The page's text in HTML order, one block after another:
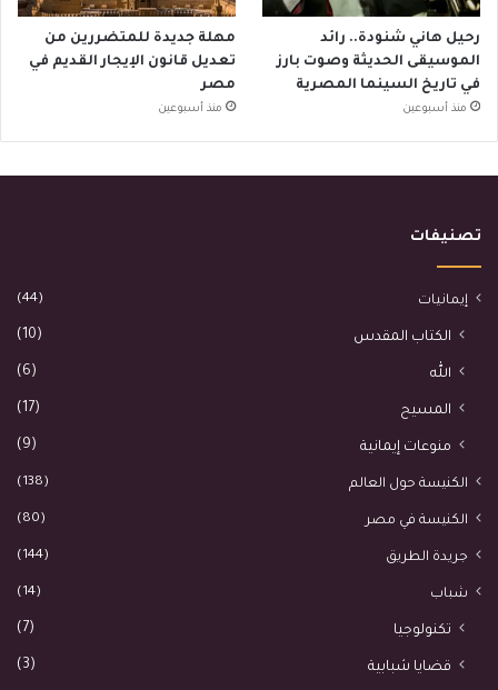
رحيل هاني شنودة.. رائد
الموسيقى الحديثة وصوت بارز
في تاريخ السينما المصرية
منذ أسبوعين
مهلة جديدة للمتضررين من
تعديل قانون الإيجار القديم في
مصر
منذ أسبوعين
تصنيفات
إيمانيات (44)
الكتاب المقدس (10)
الله (6)
المسيح (17)
منوعات إيمانية (9)
الكنيسة حول العالم (138)
الكنيسة في مصر (80)
جريدة الطريق (144)
شباب (14)
تكنولوجيا (7)
قضايا شبابية (3)